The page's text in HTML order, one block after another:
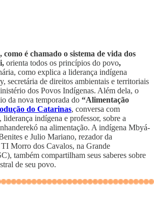
é chamado o sistema de vida dos
orienta todos os princípios do povo,
como explica a liderança indígena
secretária de direitos ambientais e territoriais
dos Povos Indígenas. Além dela, o
da nova temporada do “Alimentação
do Catarinas, conversa com
indígena e professor, sobre a
na alimentação. A indígena Mbyá-
e Julio Mariano, rezador da
Morro dos Cavalos, na Grande
também compartilham seus saberes sobre
de seu povo.